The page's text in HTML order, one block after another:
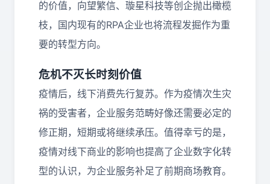
的价值，向望繁信、璇星科技等创企抛出橄榄
枝，国内现有的RPA企业也将流程发掘作为重
要的转型方向。
危机不灭长时刻价值
疫情后，线下消费先行复苏。作为疫情次生灾
祸的受害者，企业服务范畴好像还需要必定的
修正期，短期或将继续承压。值得幸亏的是，
疫情对线下商业的影响也提高了企业数字化转
型的认识，为企业服务补足了前期商场教育。